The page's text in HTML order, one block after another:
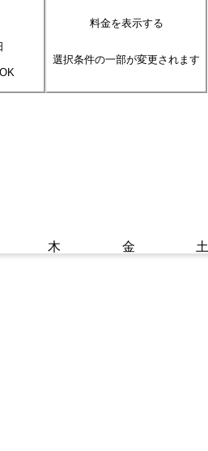
料金を表示する
選択条件の一部が変更されます
木 金 土